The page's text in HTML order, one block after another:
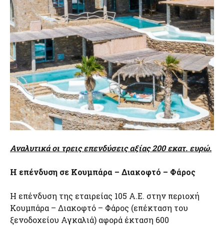
Αναλυτικά οι τρεις επενδύσεις αξίας 200 εκατ. ευρώ.
Η επένδυση σε Κουμπάρα – Διακοφτό – Φάρος
Η επένδυση της εταιρείας 105 Α.Ε. στην περιοχή
Κουμπάρα – Διακοφτό – Φάρος (επέκταση του
ξενοδοχείου Αγκαλιά) αφορά έκταση 600